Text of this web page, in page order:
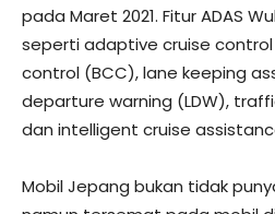
pada Maret 2021. Fitur ADAS
seperti adaptive cruise
control (BCC), lane keeping
departure warning (LDW),
dan intelligent cruise
Mobil Jepang bukan tidak